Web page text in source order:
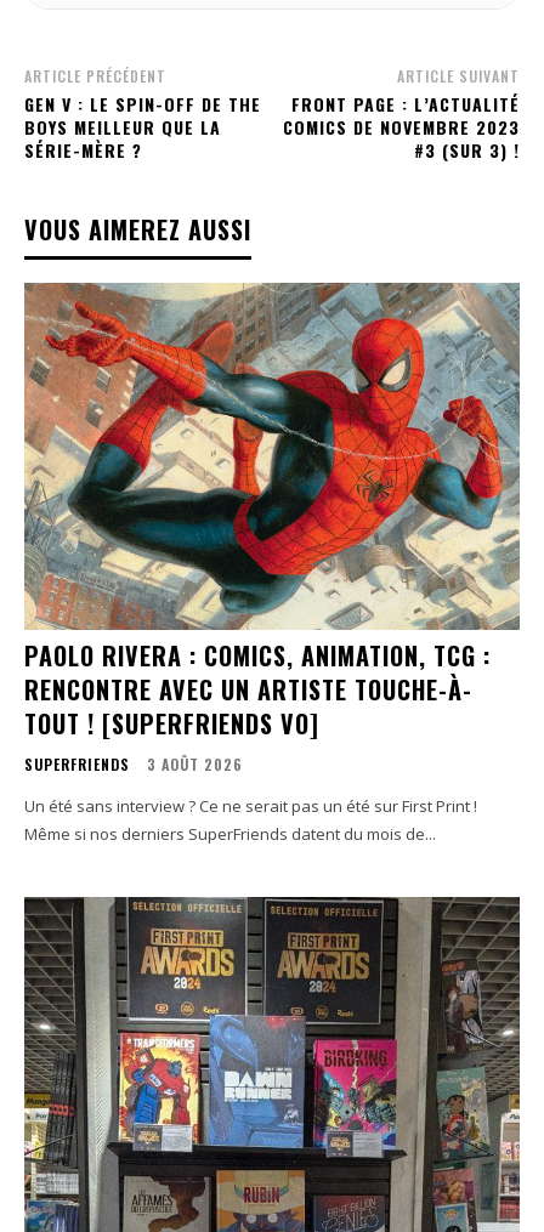
ARTICLE PRÉCÉDENT
GEN V : LE SPIN-OFF DE THE
BOYS MEILLEUR QUE LA
SÉRIE-MÈRE ?
ARTICLE SUIVANT
FRONT PAGE : L’ACTUALITÉ
COMICS DE NOVEMBRE 2023
#3 (SUR 3) !
VOUS AIMEREZ AUSSI
PAOLO RIVERA : COMICS, ANIMATION, TCG :
RENCONTRE AVEC UN ARTISTE TOUCHE-À-
TOUT ! [SUPERFRIENDS VO]
SUPERFRIENDS 3 AOÛT 2026
Un été sans interview ? Ce ne serait pas un été sur First Print !
Même si nos derniers SuperFriends datent du mois de...